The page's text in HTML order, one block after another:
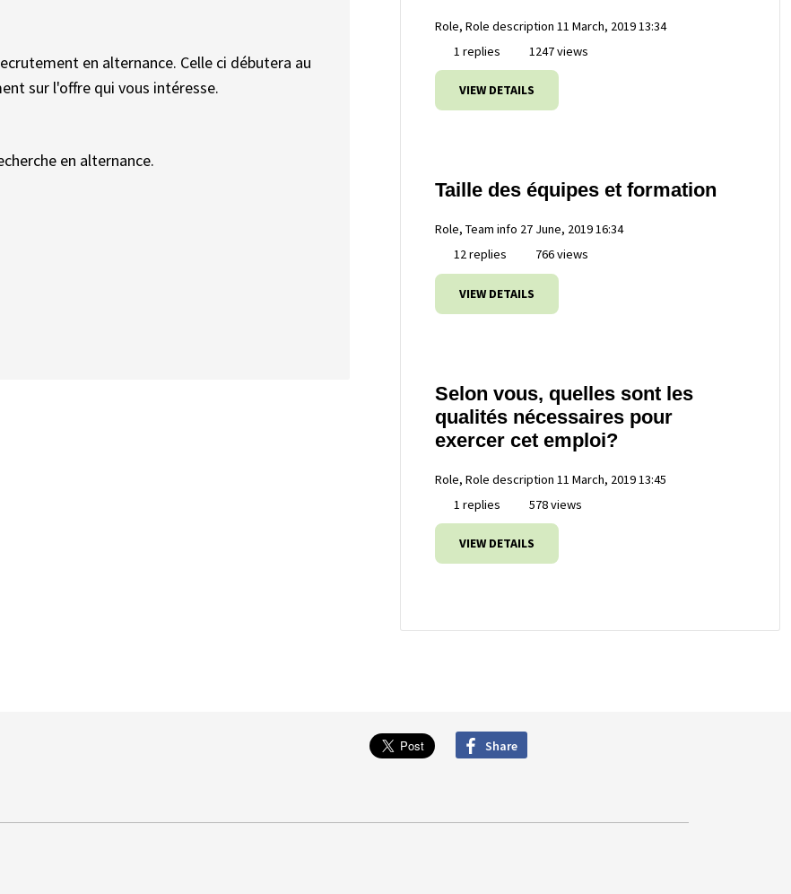
en alternance. Celle ci débutera au
sur l'offre qui vous intéresse.
en alternance.
Role, Role description 11 March, 2019 13:34
1 replies
1247 views
VIEW DETAILS
Taille des équipes et formation
Role, Team info 27 June, 2019 16:34
12 replies
766 views
VIEW DETAILS
Selon vous, quelles sont les
qualités nécessaires pour
exercer cet emploi?
Role, Role description 11 March, 2019 13:45
1 replies
578 views
VIEW DETAILS
Share